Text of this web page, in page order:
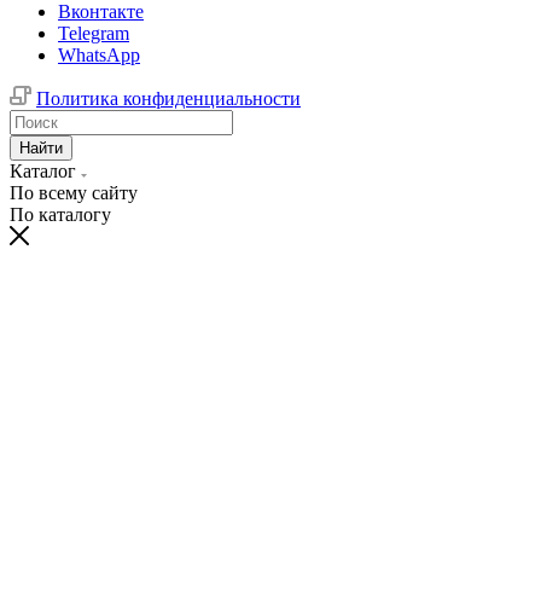
Вконтакте
Telegram
WhatsApp
Политика конфиденциальности
Найти
Каталог
По всему сайту
По каталогу